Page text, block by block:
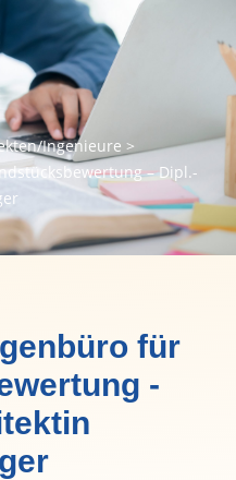
Ingenieure >
– Dipl.-
für
-